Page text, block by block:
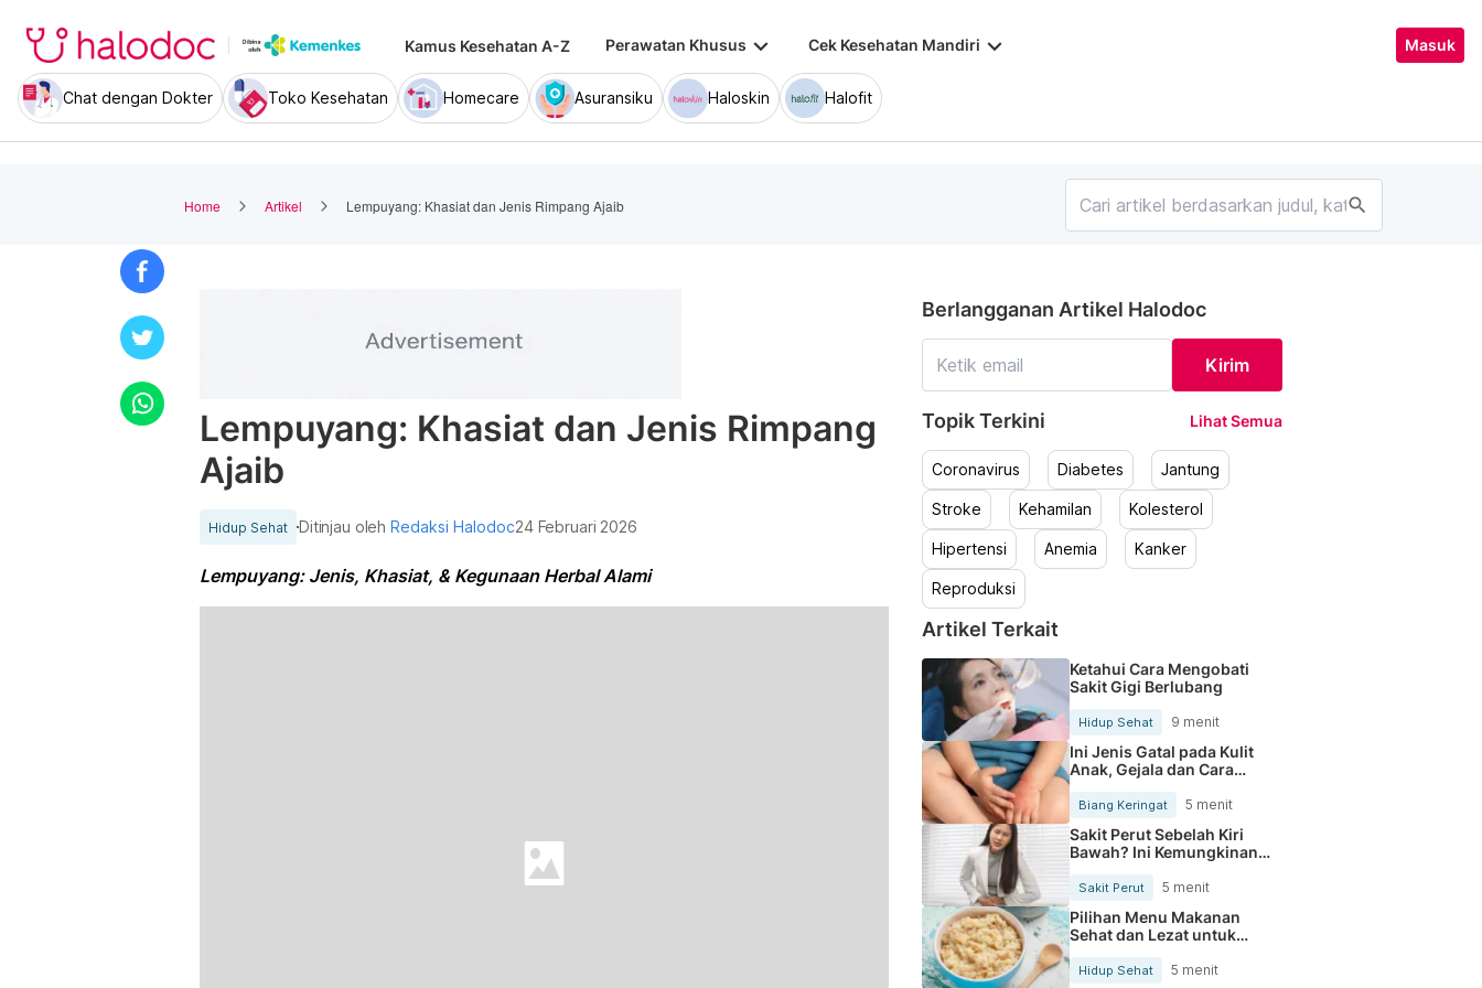
Kamus Kesehatan A-Z Perawatan Khusus keyboard_arrow_down Cek Kesehatan Mandiri keyboard_arrow_down Masuk
Chat dengan Dokter Toko Kesehatan Homecare Asuransiku Haloskin Halofit
Home Artikel Lempuyang: Khasiat dan Jenis Rimpang Ajaib search
Lempuyang: Khasiat dan Jenis Rimpang
Ajaib
Hidup Sehat Ditinjau olehRedaksi Halodoc24 Februari 2026
Lempuyang: Jenis, Khasiat, & Kegunaan Herbal Alami
Berlangganan Artikel Halodoc
Kirim
Topik Terkini Lihat Semua
Coronavirus Diabetes Jantung
Stroke Kehamilan Kolesterol
Hipertensi Anemia Kanker
Reproduksi
Artikel Terkait
Ketahui Cara Mengobati
Sakit Gigi Berlubang
Hidup Sehat 9 menit
Ini Jenis Gatal pada Kulit
Anak, Gejala dan Cara
Mengobatinya
Biang Keringat 5 menit
Sakit Perut Sebelah Kiri
Bawah? Ini Kemungkinan
Sakit Perut 5 menit
Pilihan Menu Makanan
Sehat dan Lezat untuk
Mengurangi Kolesterol
Hidup Sehat 5 menit